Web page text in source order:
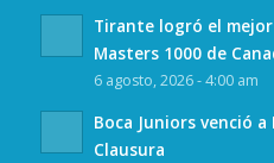
Tirante logró el
Masters 1000 de
6 agosto, 2026 - 4:00 am
Boca Juniors venció
Clausura